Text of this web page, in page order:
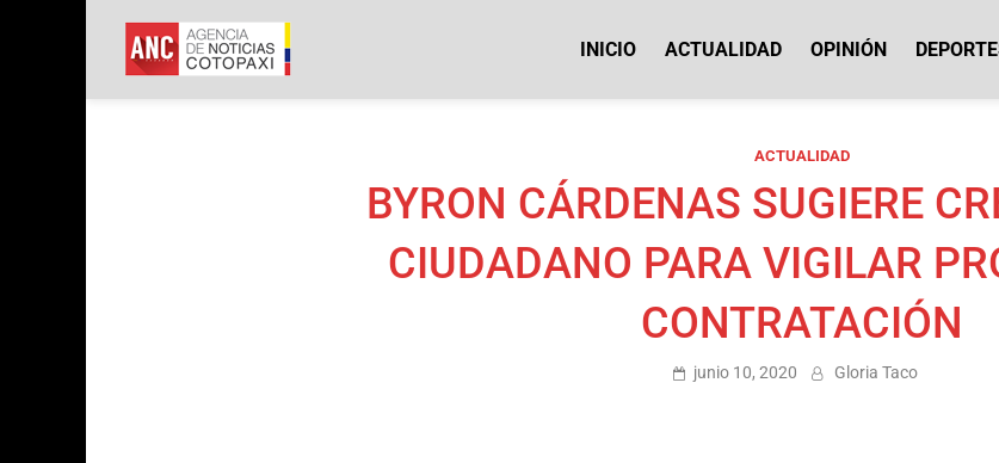
Agencia de Noticias Cotopaxi
INICIO ACTUALIDAD OPINIÓN
ACTUALIDAD
BYRON CÁRDENAS SUGIERE
CIUDADANO PARA VIGILAR
CONTRATACIÓN
junio 10, 2020 Gloria Taco